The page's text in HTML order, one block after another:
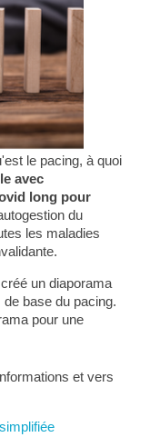
le pacing, à quoi
avec
long pour
du
les maladies
un diaporama
base du pacing.
pour une
et vers